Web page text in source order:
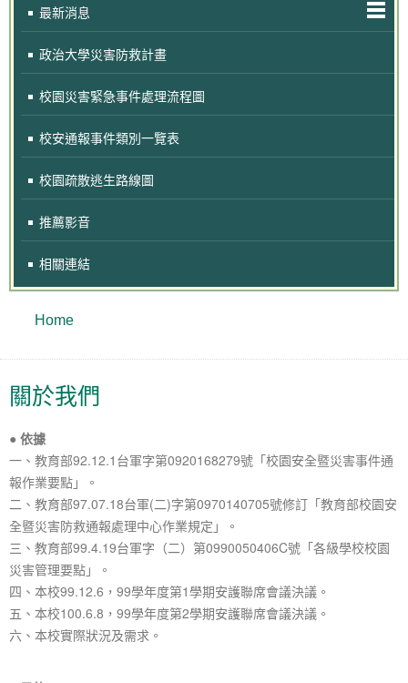
最新消息
政治大學災害防救計畫
校園災害緊急事件處理流程圖
校安通報事件類別一覽表
校園疏散逃生路線圖
推薦影音
相關連結
Home
關於我們
● 依據
一、教育部92.12.1台軍字第0920168279號「校園安全暨災害事件通
報作業要點」。
二、教育部97.07.18台軍(二)字第0970140705號修訂「教育部校園安
全暨災害防救通報處理中心作業規定」。
三、教育部99.4.19台軍字（二）第0990050406C號「各級學校校園
災害管理要點」。
四、本校99.12.6，99學年度第1學期安護聯席會議決議。
五、本校100.6.8，99學年度第2學期安護聯席會議決議。
六、本校實際狀況及需求。